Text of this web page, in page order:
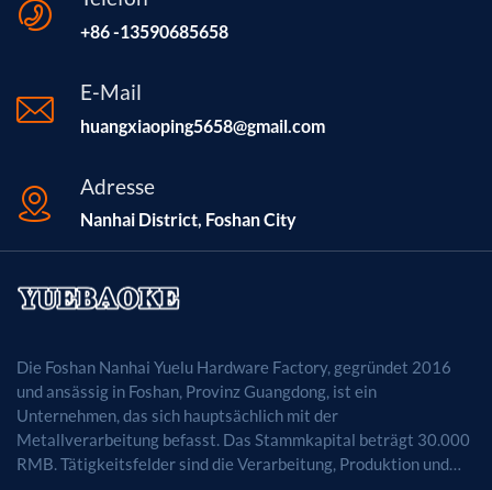
+86 -13590685658
E-Mail
huangxiaoping5658@gmail.com
Adresse
Nanhai District, Foshan City
Die Foshan Nanhai Yuelu Hardware Factory, gegründet 2016
und ansässig in Foshan, Provinz Guangdong, ist ein
Unternehmen, das sich hauptsächlich mit der
Metallverarbeitung befasst. Das Stammkapital beträgt 30.000
RMB. Tätigkeitsfelder sind die Verarbeitung, Produktion und